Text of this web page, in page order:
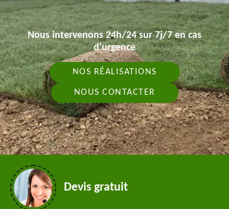
Nous intervenons 24h/24 sur 7j/7 en cas
d'urgence
NOS RÉALISATIONS
NOUS CONTACTER
Devis gratuit